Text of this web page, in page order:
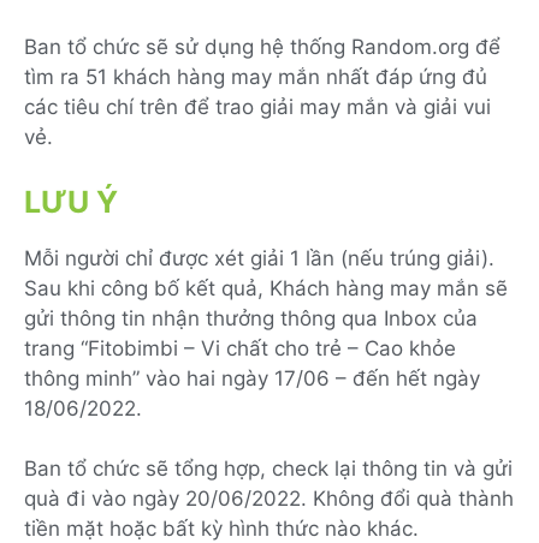
Ban tổ chức sẽ sử dụng hệ thống Random.org để
tìm ra 51 khách hàng may mắn nhất đáp ứng đủ
các tiêu chí trên để trao giải may mắn và giải vui
vẻ.
LƯU Ý
Mỗi người chỉ được xét giải 1 lần (nếu trúng giải).
Sau khi công bố kết quả, Khách hàng may mắn sẽ
gửi thông tin nhận thưởng thông qua Inbox của
trang “Fitobimbi – Vi chất cho trẻ – Cao khỏe
thông minh” vào hai ngày 17/06 – đến hết ngày
18/06/2022.
Ban tổ chức sẽ tổng hợp, check lại thông tin và gửi
quà đi vào ngày 20/06/2022. Không đổi quà thành
tiền mặt hoặc bất kỳ hình thức nào khác.